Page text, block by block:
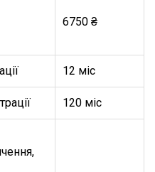
6750 ₴
12 міс
120 міс